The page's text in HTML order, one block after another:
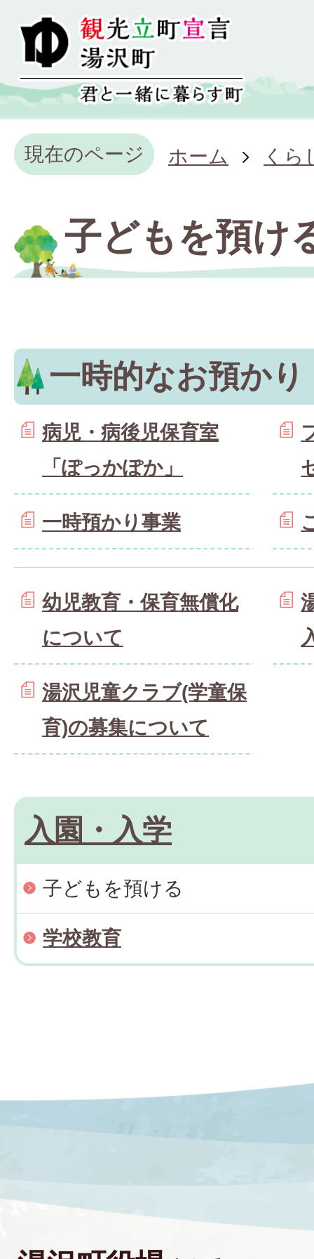
現在のページ ホーム くら
子どもを預け
一時的なお預かり
病児・病後児保育室
「ぽっかぽか」
一時預かり事業
幼児教育・保育無償化
について
湯沢児童クラブ(学童保
育)の募集について
入園・入学
子どもを預ける
学校教育